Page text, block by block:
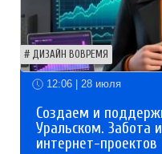
ДИЗАЙН ВОВРЕМЯ
12:06 | 28 июля
Создаем и
Уральском. Забота
интернет-проектов